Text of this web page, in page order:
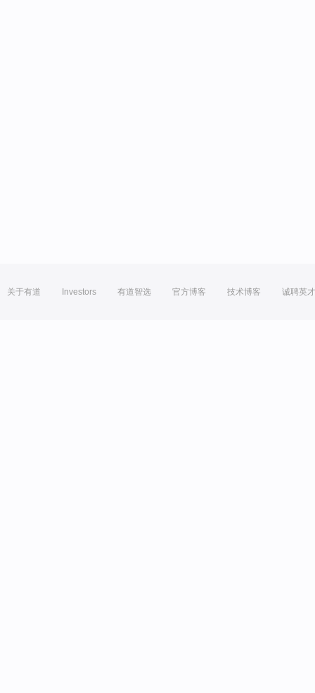
关于有道 Investors 有道智选 官方博客 技术博客 诚聘英才